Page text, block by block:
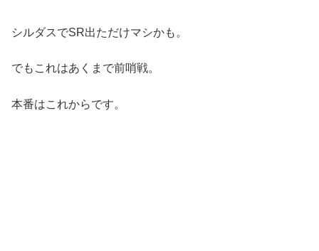
シルダスでSR出ただけマシかも。
でもこれはあくまで前哨戦。
本番はこれからです。